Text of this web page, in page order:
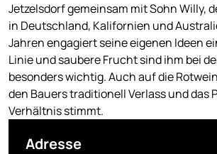
Jetzelsdorf gemeinsam mit Sohn Willy,
in Deutschland, Kalifornien und
Jahren engagiert seine eigenen Ideen
Linie und saubere Frucht sind ihm bei
besonders wichtig. Auch auf die
den Bauers traditionell Verlass und das
Verhältnis stimmt.
Adresse